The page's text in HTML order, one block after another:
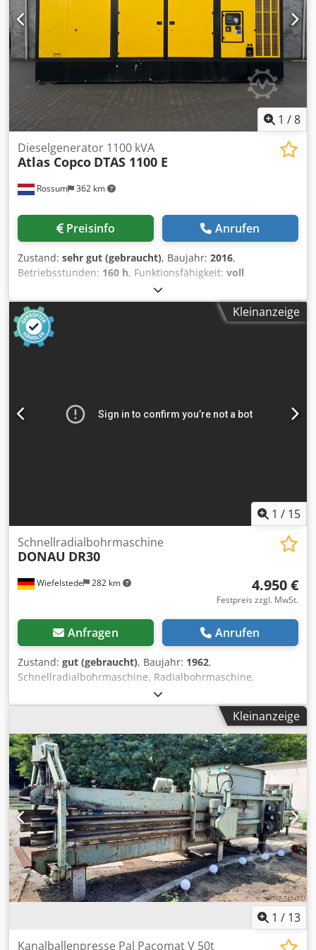
mit Gewährleistung + Ersatzteil Service Qualität vom
Fachbetrieb! Profitieren Sie aus über 35 Jahren Erfahrung!
Dodjyakizjpfx Anzekr Kommen Sie uns Besuchen !
1 /8
Rossum 362 km
Dieselgenerator 1100 kVA
Atlas Copco DTAS 1100 E
Preisinfo Anrufen
Zustand: sehr gut (gebraucht), Baujahr: 2016,
Betriebsstunden: 160 h, Funktionsfähigkeit: voll
, Nennscheinleistung:
einen Atlas-Copco DTAS 1100 E – 110 kVA Generator in
gutem Zustand an Baujahr: 2016 Betriebsstunden: 160
Stunden Kraftstoff: Diesel Tankinhalt: 1000 Liter
Angetrieben von einem MTU Motor. Weitere Details auf
Kleinanzeige
1 / 15
Wiefelstede 282 km
Schnellradialbohrmaschine
DONAU DR30
4.950 €
Festpreis zzgl. MwSt.
Anfragen Anrufen
Zustand: gut (gebraucht), Baujahr: 1962,
Schnellradialbohrmaschine, Radialbohrmaschine,
Bohrmaschine, Auslegerbohrmaschine, Schnellradiale
Bohrmaschine -Aufspanntisch: 400 x 1100 mm -Ausladung:
930 mm -Kegelaufnahme: MK4 -Motor Leistung: 1,35/1,8
kW -Drehzahlen: 41-1700 U/min -Säulen: Ø 200 mm -
Spindelhub: 125 mm -Gewindeschneideinrichtung: JA -
Vorschub: 0,075 - 0,3 mm/U -Abmessungen:
1800/1235/H2240 mm Dedpfx Anjirax Uezjkr -Gewicht: 1500
kg
Kleinanzeige
1 / 13
Kanalballenpresse Pal Pacomat V 50t